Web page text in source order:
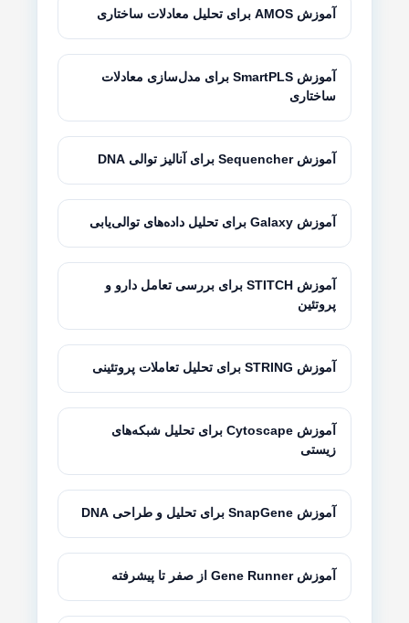
آموزش AMOS برای تحلیل معادلات ساختاری
آموزش SmartPLS برای مدل‌سازی معادلات
ساختاری
آموزش Sequencher برای آنالیز توالی DNA
آموزش Galaxy برای تحلیل داده‌های توالی‌یابی
آموزش STITCH برای بررسی تعامل دارو و
پروتئین
آموزش STRING برای تحلیل تعاملات پروتئینی
آموزش Cytoscape برای تحلیل شبکه‌های
زیستی
آموزش SnapGene برای تحلیل و طراحی DNA
آموزش Gene Runner از صفر تا پیشرفته